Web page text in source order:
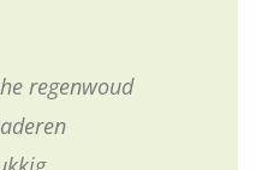
regenwoud